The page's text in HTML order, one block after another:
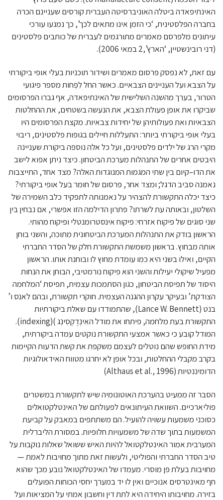
האינתיפאדה ביטלה האוניברסיטה העברית קורסים שעניינם הכרה
בחברה הפלסטינית, ‘כי הזמן אינו מתאים לכך’, כך נמנעו עורכי
עיתונים מלפרסם מאמרים מתורגמים לעברית של כותבים פלסטינים
(דני רובינשטיין, ‘הארץ’,2 במאי 2006).
עם זאת, לא נפסק פרסום מאמרים ושידור תוכניות בעלי אופי ביקורתי
על הצבא ועל העניינים הצבאיים. כאשר החל לִפְחוֹת מספר פיגועי
הטרור, בערך מהשנה השלישית של האינתיפאדה, אף גברו הפרסומים
שביקרו את אופן פעולת הצבא, את הנעשה בשטחים, את ההחלטות
הצבאיות ואת פעולותיהן של יחידות צבאיות. מקצת הפרסומים היו
בעלי אופי ביקורתי ביותר: התעללות חיילים בגופות פלסטינים, ריבוי
מקרי הרג של ילדים פלסטינים, ועל כל אלה נוספה ביקורת שעניינה
היבטים אחרים של התנהלות מערכת הביטחון. כיצד ניתן אפוא לישב
את הדו–קיום בין שתי המגמות המנוגדות האלה? מצד אחד, התייצבות
נאמנה סביב הדגל; ומצד אחר, פרסום של חומר בעל אופי ביקורתי?
כיצד יכלה התקשורת להצהיר על נאמנותה לתפקיד כלב השמירה של
השלטון, ובאותה עת לשרתו? פתרון הדילמה הזו אפשרי, אם נבחין בין
שני סוגים של פיקוח אזרחי: פיקוח אינסטרומנטלי ופיקוח מהותי.
הראשון בודק את התנהלות המערכת הביטחונית מתוכה, והשני בוחן
אותה מבחוץ. בראשון משמשת התקשורת חלק של הסדר החברתי
הקיים, ואילו בשני היא כמו עומדת מחוץ לו ובוחנת אותו. הראשון
מפעיל שיקולי יעילות והשני הוא פיקוח נורמטיבי, הבוחן את הנחות
היסוד של תפיסת הביטחון, כגון הסתמכות עצמית, תפיסת ‘המלחמה
הצודקת’ ובעיקר עקרון ההגנה העצמית. חוקרי תקשורת, ובהם לאנס ו’
בנט (Lance W. Bennett), שהתמודדו עם שאלת ביקורתיות
התקשורת בעת מלחמה, פיתחו את מודל האִינְדֶקְסִינְג )(indexing).
המודל קובע כי כאשר אמצעי התקשורת נוקטים עמדה ביקורתית,
מידת החופש שהם נוטלים לעצמם משקפת את קשת הדעות הקיימות
בקרב מקבלי ההחלטות, ובכל אופן לא יחרגו מטווח האידאולוגיות
הדומיננטיות (Althaus et al., 1996)
הסבר זה ממעיט בהערכת האוטונומיה שיש לתקשורת במשטרים
פוליארכיים. השוואת העיתונאים לפעולתם של האינטלקטואלים
כסוכני משמעות עשויה להועיל. הם משתתפים במאבק על קביעת
המשמעות בתוך שדה של משמעויות חלופיות. במסורת הליברלית
המערבית אמור האינטלקטואל להיות האיש ששואל שאלות נוקבות על
טיב הסדר החברתי והפוליטי, ולעשות זאת מתוך מחויבות לאמת —
מחויבות בעלת פן מוסרי. מעמדו של האינטלקטואל נובע מכך שהוא
חף מאינטרסים אנוכיים ואין לו יד במערך יחסי הכוחות הפועלים
בזירה. מחויבותו היחידה היא לתת דין וחשבון אמתי על המציאות ועל